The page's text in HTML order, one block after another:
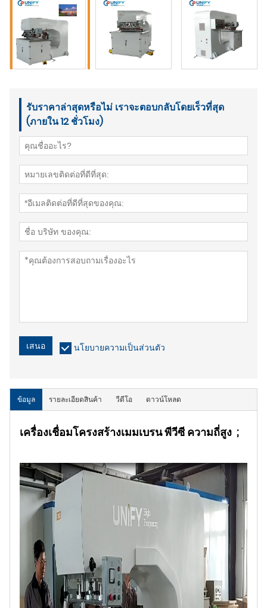
รับราคาล่าสุดหรือไม่ เราจะตอบกลับโดยเร็วที่สุด
(ภายใน 12 ชั่วโมง)
เสนอ นโยบายความเป็นส่วนตัว
ข้อมูล รายละเอียดสินค้า วีดีโอ ดาวน์โหลด
เครื่องเชื่อมโครงสร้างเมมเบรน พีวีซี ความถี่สูง ;